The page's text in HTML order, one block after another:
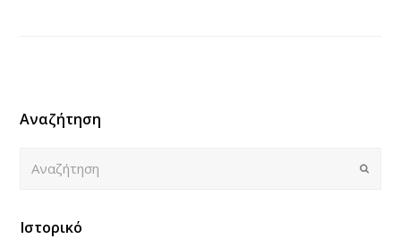
Αναζήτηση
Submit
Ιστορικό